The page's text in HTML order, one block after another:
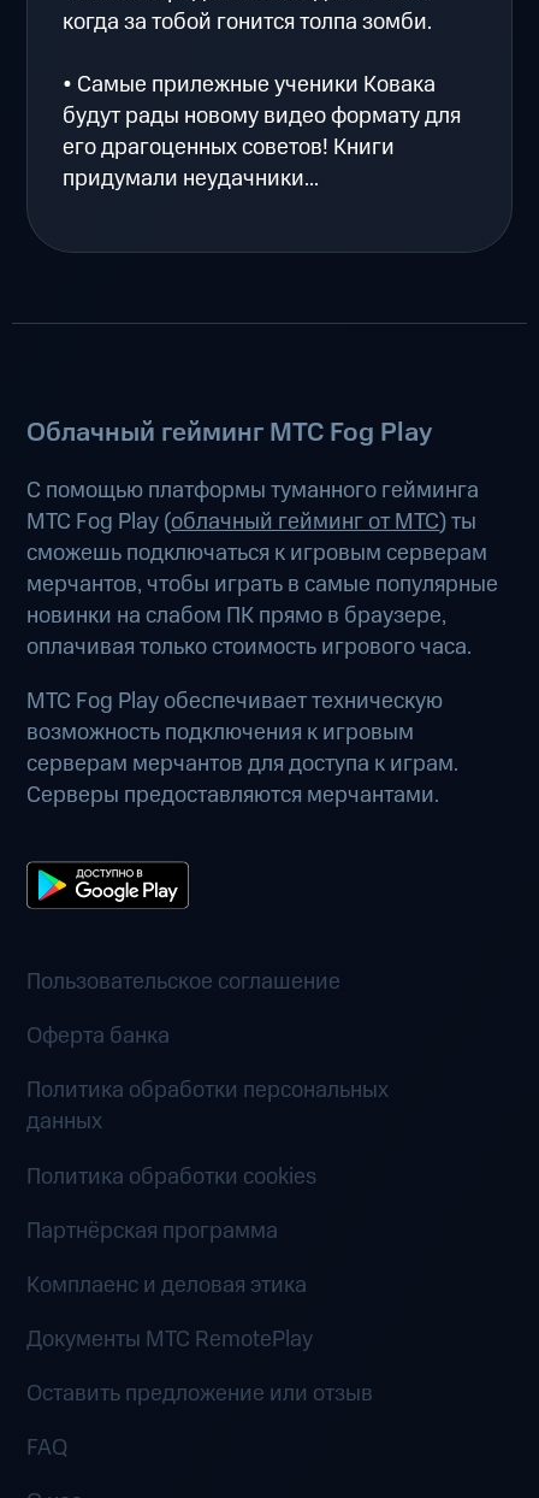
когда за тобой гонится толпа зомби.
• Самые прилежные ученики Ковака
будут рады новому видео формату для
его драгоценных советов! Книги
придумали неудачники...
Облачный гейминг МТС Fog Play
С помощью платформы туманного гейминга
МТС Fog Play (облачный гейминг от МТС) ты
сможешь подключаться к игровым серверам
мерчантов, чтобы играть в самые популярные
новинки на слабом ПК прямо в браузере,
оплачивая только стоимость игрового часа.
МТС Fog Play обеспечивает техническую
возможность подключения к игровым
серверам мерчантов для доступа к играм.
Серверы предоставляются мерчантами.
Пользовательское соглашение
Оферта банка
Политика обработки персональных
данных
Политика обработки cookies
Партнёрская программа
Комплаенс и деловая этика
Документы MTC RemotePlay
Оставить предложение или отзыв
FAQ